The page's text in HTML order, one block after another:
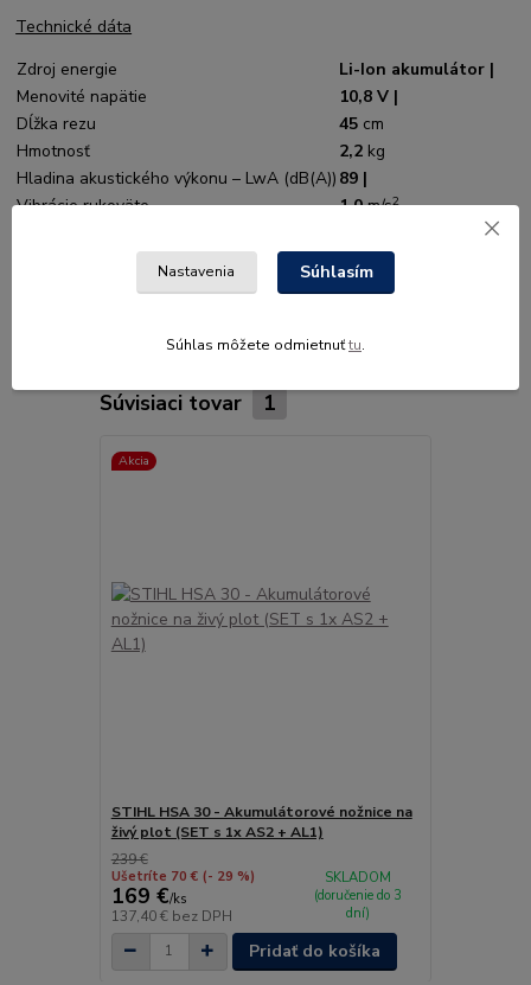
Technické dáta
Zdroj energie
Li-Ion akumulátor |
Menovité napätie
10,8 V |
Dĺžka rezu
45 cm
Hmotnosť
2,2 kg
Hladina akustického výkonu – LwA (dB(A)) 89 |
Vibrácie rukoväte
1,0m/s2
Antivibračný systém
– |
Súvisiaci tovar 1
Akcia
STIHL HSA 30 - Akumulátorové nožnice na
živý plot (SET s 1x AS2 + AL1)
239 €
Ušetríte 70 € (- 29 %)
169 €/ks
137,40 € bez DPH
SKLADOM
(doručenie do 3
dní)
Pridať do košíka
Nastavenia Súhlasím
Súhlas môžete odmietnuťtu.